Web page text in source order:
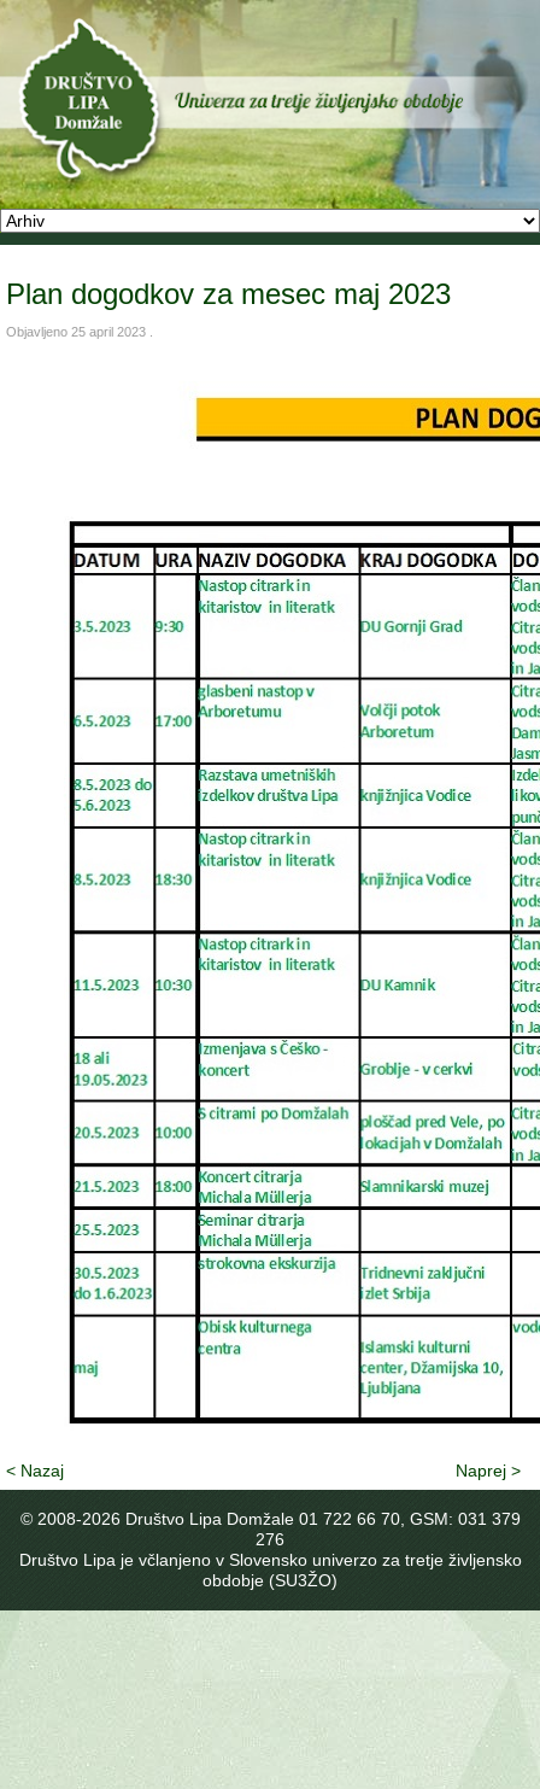
Plan dogodkov za mesec maj 2023
Objavljeno 25 april 2023
< Nazaj Naprej >
© 2008-2026 Društvo Lipa Domžale 01 722 66 70, GSM: 031 379
276
Društvo Lipa je včlanjeno v Slovensko univerzo za tretje življensko
obdobje (SU3ŽO)